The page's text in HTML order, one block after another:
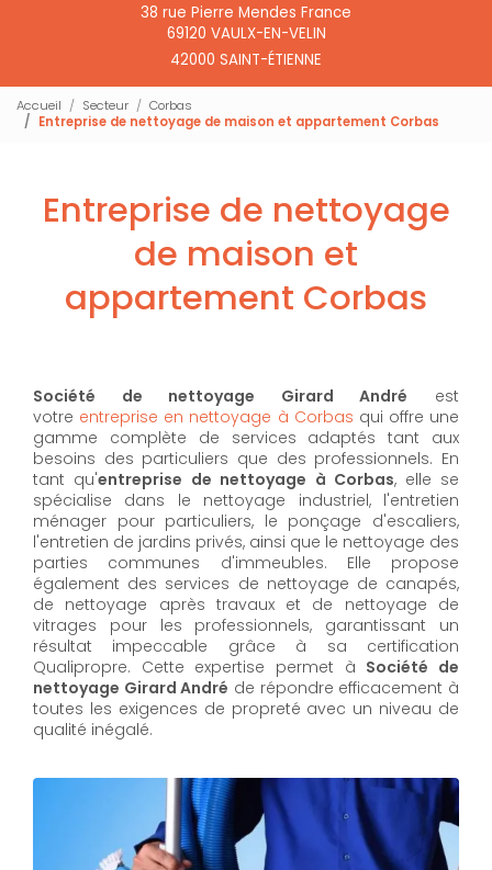
38 rue Pierre Mendes France
69120 VAULX-EN-VELIN
42000 SAINT-ÉTIENNE
Accueil Secteur
Corbas
Entreprise de nettoyage de maison et appartement Corbas
Entreprise de nettoyage
de maison et
appartement Corbas
Société de nettoyage Girard André est
votre entreprise en nettoyage à Corbas qui offre une
gamme complète de services adaptés tant aux
besoins des particuliers que des professionnels. En
tant qu'entreprise de nettoyage à Corbas, elle se
spécialise dans le nettoyage industriel, l'entretien
ménager pour particuliers, le ponçage d'escaliers,
l'entretien de jardins privés, ainsi que le nettoyage des
parties communes d'immeubles. Elle propose
également des services de nettoyage de canapés,
de nettoyage après travaux et de nettoyage de
vitrages pour les professionnels, garantissant un
résultat impeccable grâce à sa certification
Qualipropre. Cette expertise permet à Société de
nettoyage Girard André de répondre efficacement à
toutes les exigences de propreté avec un niveau de
qualité inégalé.